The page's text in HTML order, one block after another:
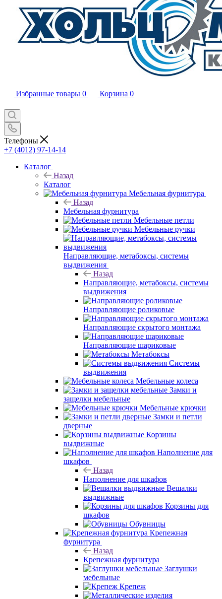
Избранные товары 0 Корзина 0
Телефоны
+7 (4012) 97-14-14
Каталог
Назад
Каталог
Мебельная фурнитура
Назад
Мебельная фурнитура
Мебельные петли
Мебельные ручки
Направляющие, метабоксы, системы
выдвижения
Назад
Направляющие, метабоксы, системы
выдвижения
Направляющие роликовые
Направляющие скрытого монтажа
Направляющие шариковые
Метабоксы
Системы
выдвижения
Мебельные колеса
Замки и
защелки мебельные
Мебельные крючки
Замки и петли
дверные
Корзины
выдвижные
Наполнение для
шкафов
Назад
Наполнение для шкафов
Вешалки
выдвижные
Корзины для
шкафов
Обувницы
Крепежная
фурнитура
Назад
Крепежная фурнитура
Заглушки
мебельные
Крепеж